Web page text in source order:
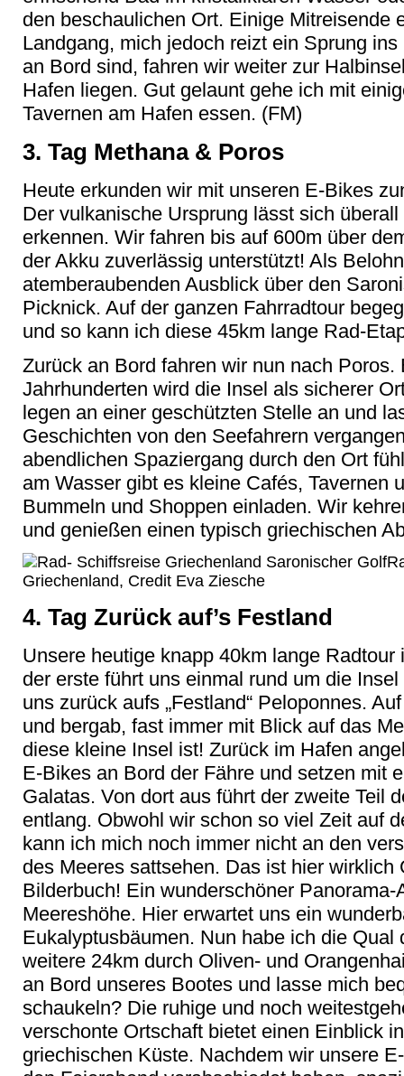
den beschaulichen Ort. Einige Mitreisende
Landgang, mich jedoch reizt ein Sprung
an Bord sind, fahren wir weiter zur
Hafen liegen. Gut gelaunt gehe ich mit
Tavernen am Hafen essen. (FM)
3. Tag Methana & Poros
Heute erkunden wir mit unseren E-Bikes
Der vulkanische Ursprung lässt sich
erkennen. Wir fahren bis auf 600m über
der Akku zuverlässig unterstützt! Als
atemberaubenden Ausblick über den
Picknick. Auf der ganzen Fahrradtour
und so kann ich diese 45km lange Rad-
Zurück an Bord fahren wir nun nach Poros.
Jahrhunderten wird die Insel als sicherer
legen an einer geschützten Stelle an und
Geschichten von den Seefahrern
abendlichen Spaziergang durch den Ort
am Wasser gibt es kleine Cafés, Tavernen
Bummeln und Shoppen einladen. Wir
und genießen einen typisch griechischen
Griechenland, Credit Eva Ziesche
4. Tag Zurück auf’s Festland
Unsere heutige knapp 40km lange
der erste führt uns einmal rund um die
uns zurück aufs „Festland“ Peloponnes.
und bergab, fast immer mit Blick auf das
diese kleine Insel ist! Zurück im Hafen
E-Bikes an Bord der Fähre und setzen mit
Galatas. Von dort aus führt der zweite Teil
entlang. Obwohl wir schon so viel Zeit auf
kann ich mich noch immer nicht an den
des Meeres sattsehen. Das ist hier wirklich
Bilderbuch! Ein wunderschöner
Meereshöhe. Hier erwartet uns ein
Eukalyptusbäumen. Nun habe ich die Qual
weitere 24km durch Oliven- und
an Bord unseres Bootes und lasse mich
schaukeln? Die ruhige und noch
verschonte Ortschaft bietet einen Einblick
griechischen Küste. Nachdem wir unsere